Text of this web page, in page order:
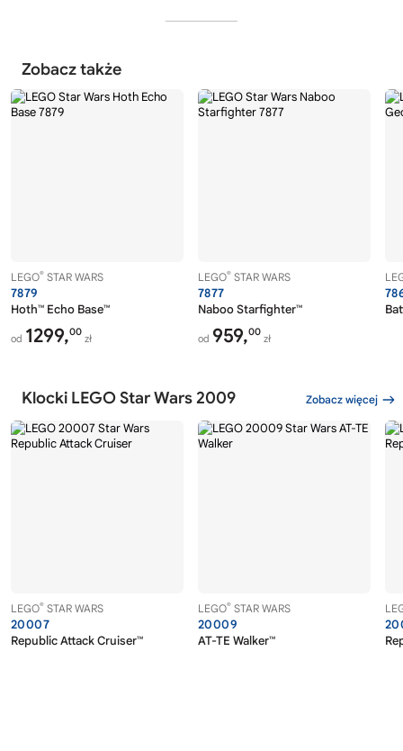
Zobacz także
LEGO® STAR WARS
7879
Hoth™ Echo Base™
od 1299,00
zł
LEGO® STAR WARS
7877
Naboo Starfighter™
od 959,00
zł
Klocki LEGO Star Wars 2009 Zobacz więcej
LEGO® STAR WARS
20007
Republic Attack Cruiser™
LEGO® STAR WARS
20009
AT-TE Walker™